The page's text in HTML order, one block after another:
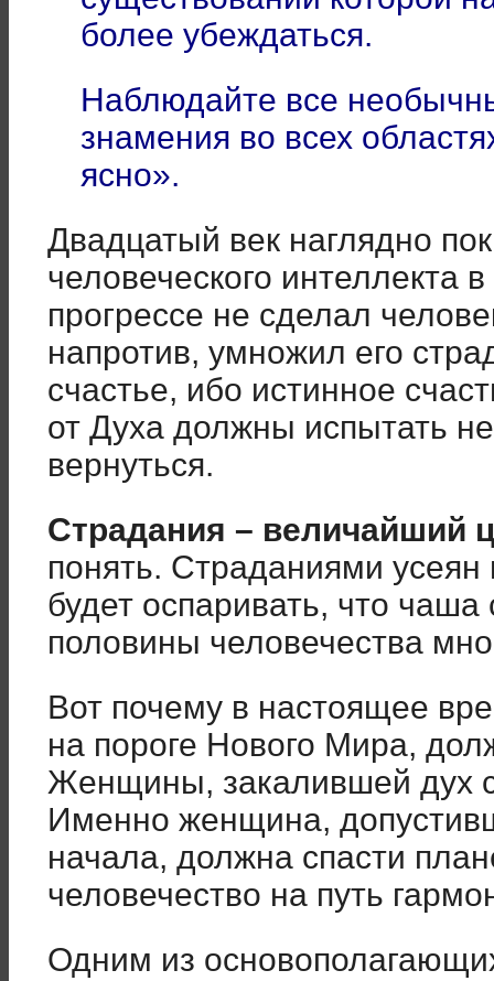
более убеждаться.
Наблюдайте все
знамения во всех
ясно».
Двадцатый век наглядно
человеческого интеллекта
прогрессе не сделал
напротив, умножил его
счастье, ибо истинное
от Духа должны испытать
вернуться.
Страдания – величайший
понять. Страданиями усеян
будет оспаривать, что
половины человечества
Вот почему в настоящее
на пороге Нового Мира,
Женщины, закалившей дух
Именно женщина,
начала, должна спасти
человечество на путь
Одним из